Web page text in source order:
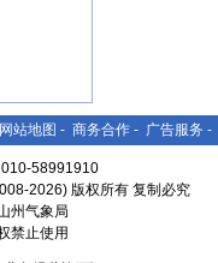
网站地图 - 商务合作 - 广告服务 -
58991910
2026) 版权所有 复制必究
州气象局
禁止使用